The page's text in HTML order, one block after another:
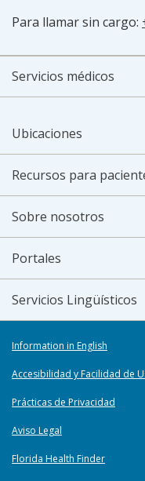
Para llamar sin cargo:
Servicios médicos
Ubicaciones
Recursos para
Sobre nosotros
Portales
Servicios Lingüísticos
Information in English
Accesibilidad y Facilidad de
Prácticas de Privacidad
Aviso Legal
Florida Health Finder